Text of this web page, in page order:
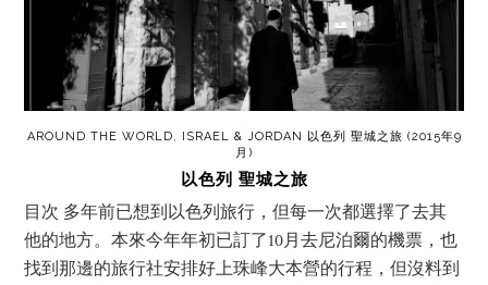
AROUND THE WORLD,
ISRAEL & JORDAN 以色列 聖城之旅 (2015年9
月)
以色列 聖城之旅
目次 多年前已想到以色列旅行，但每一次都選擇了去其
他的地方。本來今年年初已訂了10月去尼泊爾的機票，也
找到那邊的旅行社安排好上珠峰大本營的行程，但沒料到